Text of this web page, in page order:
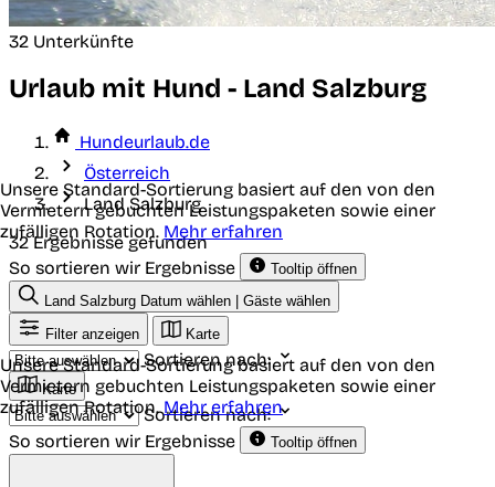
32 Unterkünfte
Urlaub mit Hund - Land Salzburg
Hundeurlaub.de
Österreich
Land Salzburg
32 Ergebnisse gefunden
So sortieren wir Ergebnisse
Tooltip öffnen
Unsere Standard-Sortierung basiert auf den von den
Vermietern gebuchten Leistungspaketen sowie einer
zufälligen Rotation. Mehr erfahren
Land Salzburg Datum wählen | Gäste wählen
Filter anzeigen
Karte
Sortieren nach:
Karte
Sortieren nach:
So sortieren wir Ergebnisse
Tooltip öffnen
Unsere Standard-Sortierung basiert auf den von den
Vermietern gebuchten Leistungspaketen sowie einer
zufälligen Rotation.Mehr erfahren